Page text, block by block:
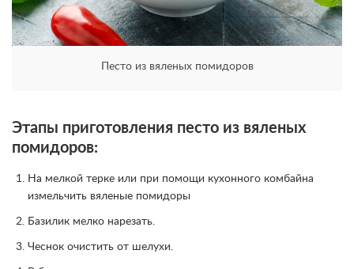
Песто из вяленых помидоров
Этапы приготовления песто из вяленых
помидоров:
На мелкой терке или при помощи кухонного комбайна
измельчить вяленые помидоры
Базилик мелко нарезать.
Чеснок очистить от шелухи.